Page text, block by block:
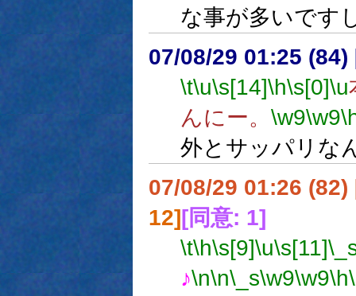
な事が多いです
07/08/29 01:25 (84)
\t\u\s[14]\h\s[0]\u
んにー。 \w9\w9
外とサッパリな
07/08/29 01:26 (82)
12][同意: 1]
\t\h\s[9]\u\s[11]
♪\n\n\_s\w9\w9\h